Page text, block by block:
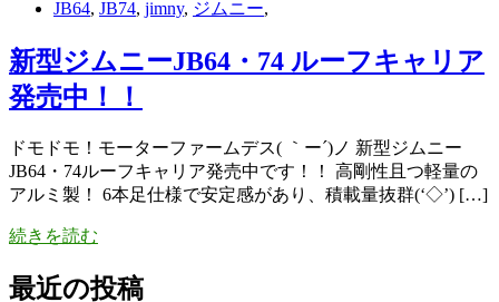
JB64, JB74, jimny, ジムニー,
新型ジムニーJB64・74 ルーフキャリア
発売中！！
ドモドモ！モーターファームデス( ｀ー´)ノ 新型ジムニー
JB64・74ルーフキャリア発売中です！！ 高剛性且つ軽量の
アルミ製！ 6本足仕様で安定感があり、積載量抜群(‘◇’) […]
続きを読む
最近の投稿